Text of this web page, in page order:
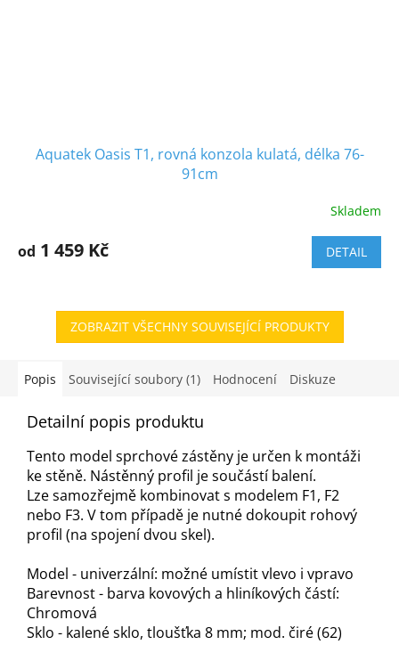
Aquatek Oasis T1, rovná konzola kulatá, délka 76-
91cm
Skladem
od 1 459 Kč DETAIL
ZOBRAZIT VŠECHNY SOUVISEJÍCÍ PRODUKTY
Popis Související soubory (1) Hodnocení Diskuze
Detailní popis produktu
Tento model sprchové zástěny je určen k montáži
ke stěně. Nástěnný profil je součástí balení.
Lze samozřejmě kombinovat s modelem F1, F2
nebo F3. V tom případě je nutné dokoupit rohový
profil (na spojení dvou skel).
Model - univerzální: možné umístit vlevo i vpravo
Barevnost - barva kovových a hliníkových částí:
Chromová
Sklo - kalené sklo, tloušťka 8 mm; mod. čiré (62)